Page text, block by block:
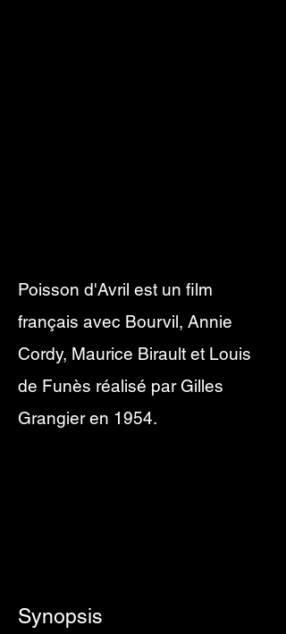
Poisson d'Avril est un film
français avec Bourvil, Annie
Cordy, Maurice Birault et Louis
de Funès réalisé par Gilles
Grangieren 1954.
Synopsis